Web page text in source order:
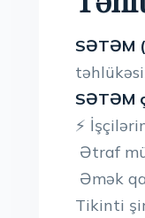
SƏTƏM
SƏTƏM
⚡
Ətraf
Əmək
Tikinti